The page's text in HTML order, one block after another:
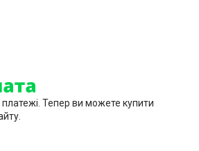
платежі. Тепер ви можете купити